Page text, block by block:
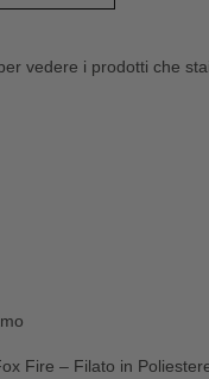
vedere i prodotti che
Fire – Filato in